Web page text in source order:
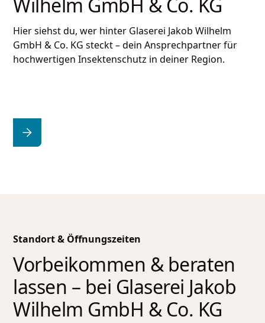
Hier siehst du, wer hinter Glaserei Jakob Wilhelm
GmbH & Co. KG steckt – dein Ansprechpartner für
hochwertigen Insektenschutz in deiner Region.
Standort & Öffnungszeiten
Vorbeikommen & beraten
lassen – bei Glaserei Jakob
Wilhelm GmbH & Co. KG